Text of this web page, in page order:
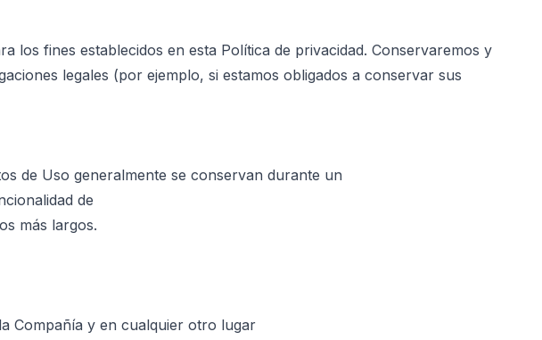
los fines establecidos en esta Política de privacidad. Conservaremos y
legales (por ejemplo, si estamos obligados a conservar sus
de Uso generalmente se conservan durante un
de
más largos.
Compañía y en cualquier otro lugar